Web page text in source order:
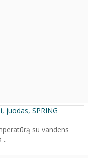
juodas, SPRING
su vandens
..